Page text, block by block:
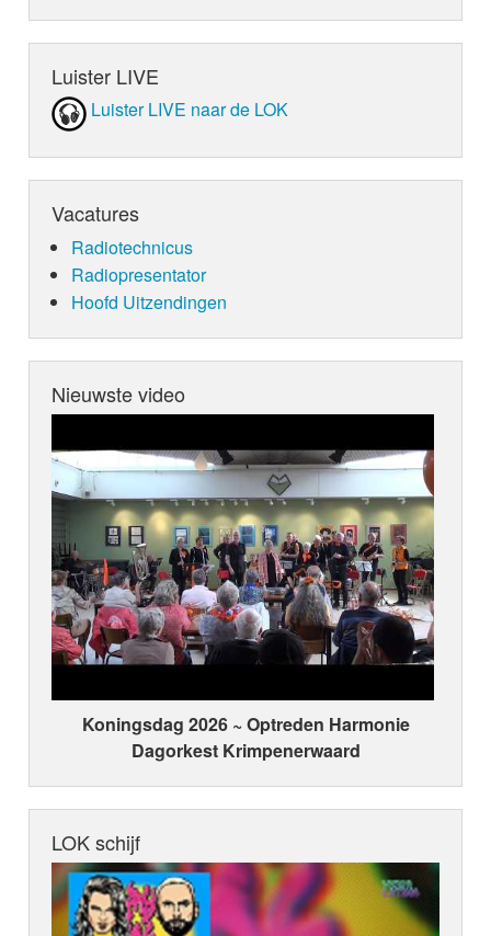
Luister LIVE
Luister LIVE naar de LOK
Vacatures
Radiotechnicus
Radiopresentator
Hoofd Uitzendingen
Nieuwste video
Koningsdag 2026 ~ Optreden Harmonie
Dagorkest Krimpenerwaard
LOK schijf